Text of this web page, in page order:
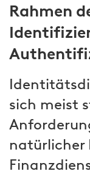
Rahmen
sich meist
natürlicher